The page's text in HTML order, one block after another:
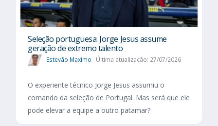
Seleção portuguesa: Jorge Jesus assume
geração de extremo talento
Estevão Maximo Última atualização: 27/07/2026
O experiente técnico Jorge Jesus assumiu o
comando da seleção de Portugal. Mas será que ele
pode elevar a equipe a outro patamar?